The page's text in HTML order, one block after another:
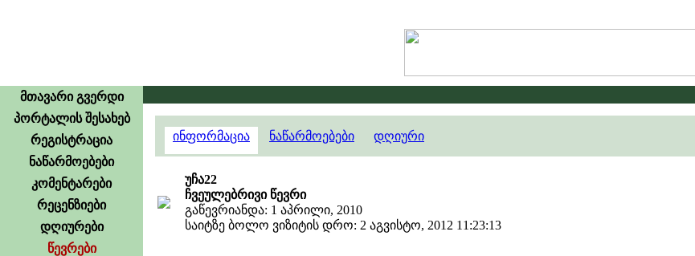
მთავარი გვერდი
პორტალის შესახებ
რეგისტრაცია
ნაწარმოებები
კომენტარები
რეცენზიები
დღიურები
წევრები
ინფორმაცია ნაწარმოებები დღიური
უჩა22
ჩვეულებრივი წევრი
გაწევრიანდა: 1 აპრილი, 2010
საიტზე ბოლო ვიზიტის დრო: 2 აგვისტო, 2012 11:23:13